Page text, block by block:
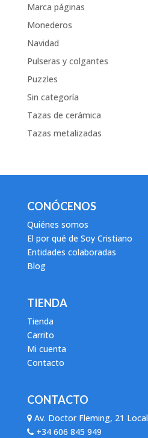
Marca páginas
Monederos
Navidad
Pulseras y colgantes
Puzzles
Sin categoría
Tazas de cerámica
Tazas metalizadas
CONÓCENOS
Quiénes somos
El por qué de Soy Cristiano
Entidades colaboradas
Blog
TIENDA
Tienda
Carrito
Mi cuenta
Contacto
CONTACTO
Av. Doctor Fleming, 21 Local
+34 606 845 949